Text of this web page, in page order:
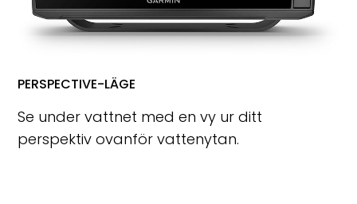
PERSPECTIVE-LÄGE
Se under vattnet med en vy ur ditt
perspektiv ovanför vattenytan.